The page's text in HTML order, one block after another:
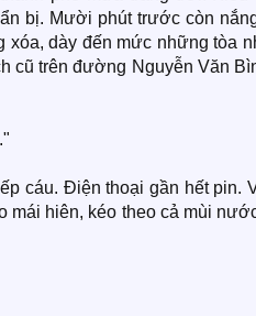
bị. Mười phút trước còn
xóa, dày đến mức những tòa
cũ trên đường Nguyễn Văn
cáu. Điện thoại gần hết
mái hiên, kéo theo cả mùi